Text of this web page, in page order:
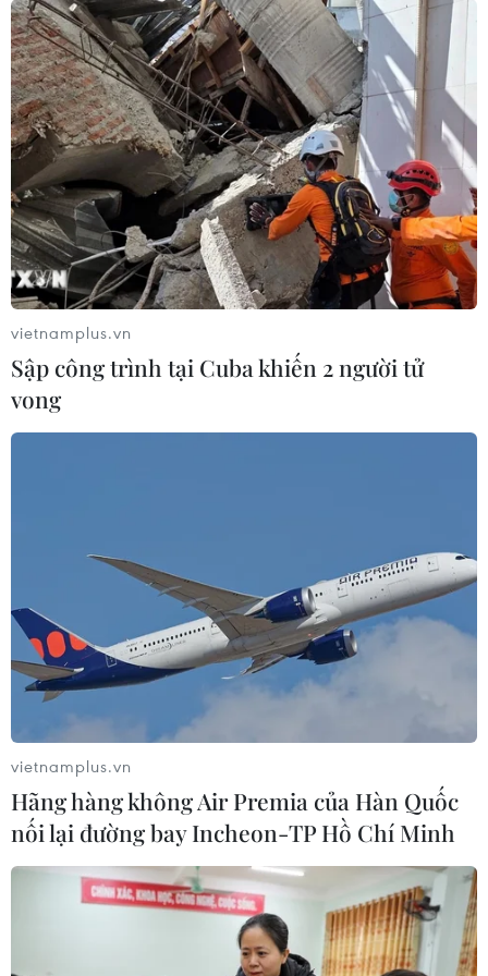
TIN CÙNG CHUYÊN MỤC
vietnamplus.vn
Sập công trình tại Cuba khiến 2 người tử
vong
vietnamplus.vn
Hãng hàng không Air Premia của Hàn Quốc
nối lại đường bay Incheon-TP Hồ Chí Minh